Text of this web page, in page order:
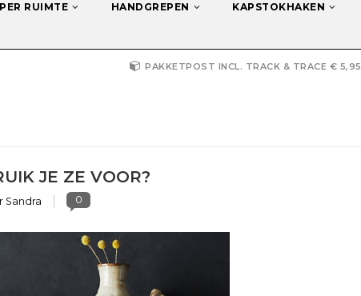
PER RUIMTE HANDGREPEN KAPSTOKHAKEN
PAKKETPOST INCL. TRACK & TRACE € 5,95
JE ZE VOOR?
Sandra 0